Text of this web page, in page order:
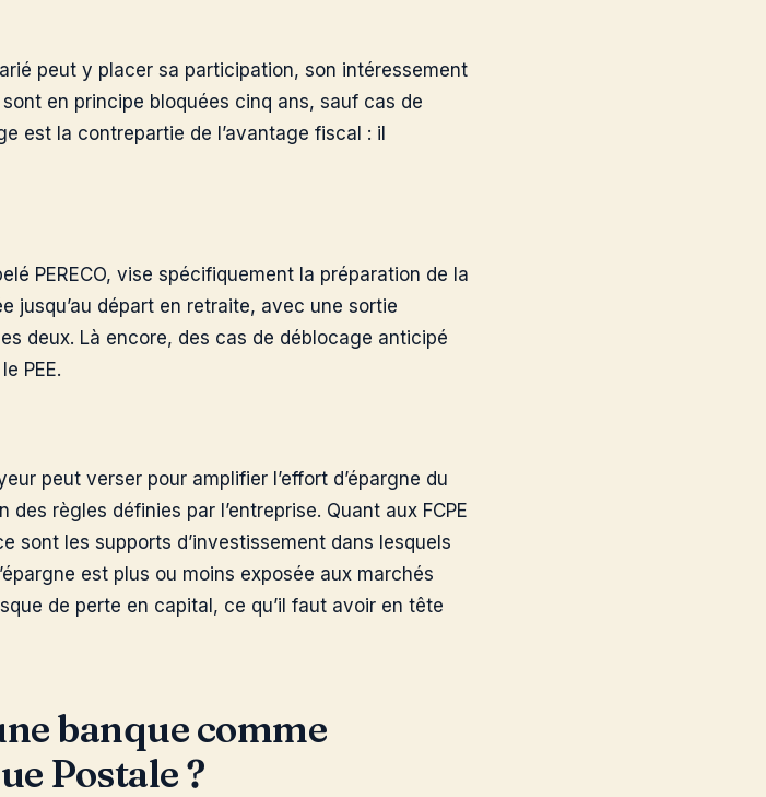
peut y placer sa participation, son intéressement
en principe bloquées cinq ans, sauf cas de
est la contrepartie de l’avantage fiscal : il
PERECO, vise spécifiquement la préparation de la
jusqu’au départ en retraite, avec une sortie
deux. Là encore, des cas de déblocage anticipé
PEE.
peut verser pour amplifier l’effort d’épargne du
règles définies par l’entreprise. Quant aux FCPE
sont les supports d’investissement dans lesquels
est plus ou moins exposée aux marchés
de perte en capital, ce qu’il faut avoir en tête
banque comme
Postale ?